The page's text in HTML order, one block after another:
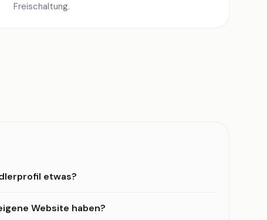
Freischaltung.
etwas?
Website haben?